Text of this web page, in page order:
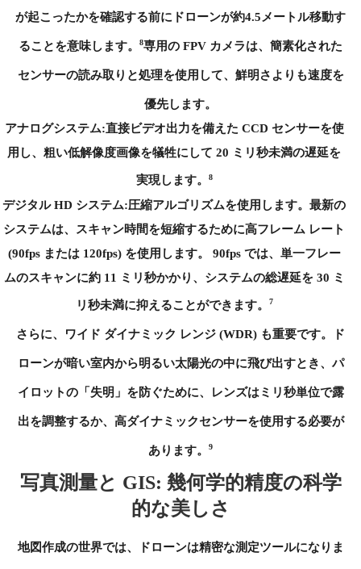
が起こったかを確認する前にドローンが約4.5メートル移動す
ることを意味します。 8専用の FPV カメラは、簡素化された
センサーの読み取りと処理を使用して、鮮明さよりも速度を
優先します。
アナログシステム:直接ビデオ出力を備えた CCD センサーを使
用し、粗い低解像度画像を犠牲にして 20 ミリ秒未満の遅延を
実現します。 8
デジタル HD システム:圧縮アルゴリズムを使用します。最新の
システムは、スキャン時間を短縮するために高フレーム レート
(90fps または 120fps) を使用します。 90fps では、単一フレー
ムのスキャンに約 11 ミリ秒かかり、システムの総遅延を 30 ミ
リ秒未満に抑えることができます。 7
さらに、ワイド ダイナミック レンジ (WDR) も重要です。ド
ローンが暗い室内から明るい太陽光の中に飛び出すとき、パ
イロットの「失明」を防ぐために、レンズはミリ秒単位で露
出を調整するか、高ダイナミックセンサーを使用する必要が
あります。 9
写真測量と GIS: 幾何学的精度の科学
的な美しさ
地図作成の世界では、ドローンは精密な測定ツールになりま